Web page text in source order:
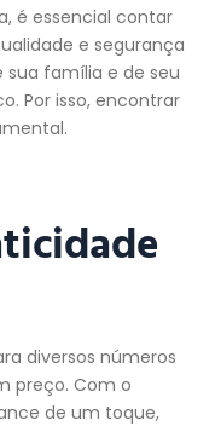
é essencial contar
e segurança
sua família e de seu
Por isso, encontrar
diversos números
preço. Com o
de um toque,